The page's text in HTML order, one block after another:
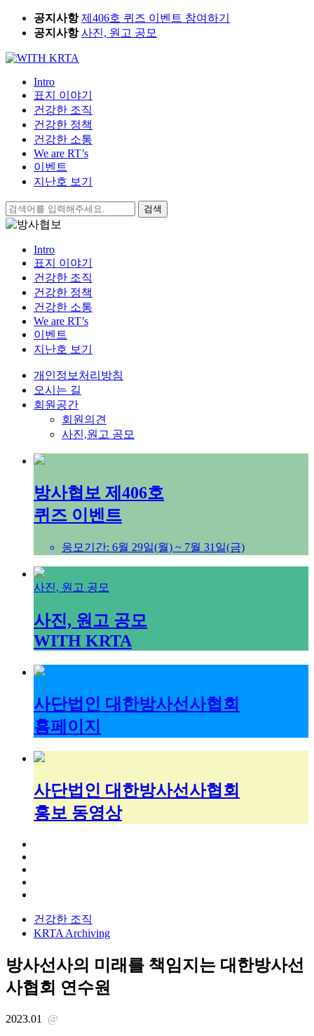
Skip
content
공지사항 제406호 퀴즈 이벤트 참여하기
공지사항 사진, 원고 공모
Intro
표지 이야기
건강한 조직
건강한 정책
건강한 소통
We are RT’s
이벤트
지난호 보기
검
색:
Intro
표지 이야기
건강한 조직
건강한 정책
건강한 소통
We are RT’s
이벤트
지난호 보기
개인정보처리방침
오시는 길
회원공간
회원의견
사진,원고 공모
방사협보 제406호
퀴즈 이벤트
응모기간: 6월 29일(월) ~ 7월 31일(금)
사진, 원고 공모
사진, 원고 공모
WITH KRTA
사단법인 대한방사선사협회
홈페이지
사단법인 대한방사선사협회
홍보 동영상
건강한 조직
KRTA Archiving
방사선사의 미래를 책임지는 대한방사선
사협회 연수원
2023.01
@